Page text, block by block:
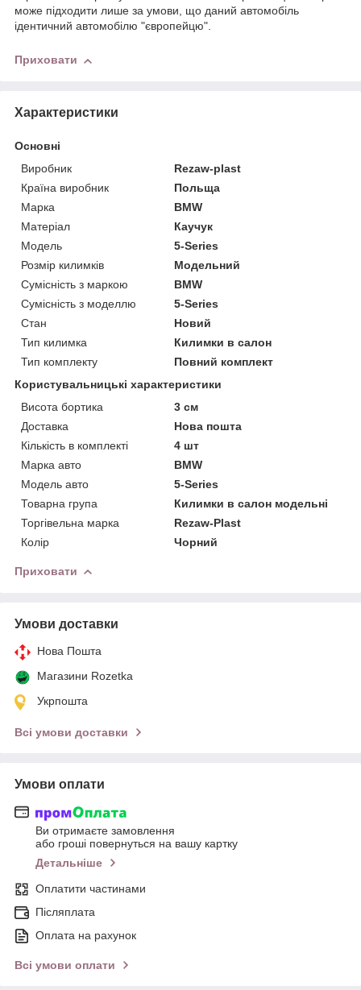
може підходити лише за умови, що даний автомобіль
ідентичний автомобілю "європейцю".
Приховати
Характеристики
Основні
Виробник
Rezaw-plast
Країна виробник
Польща
Марка
BMW
Матеріал
Каучук
Модель
5-Series
Розмір килимків
Модельний
Сумісність з маркою
BMW
Сумісність з моделлю
5-Series
Стан
Новий
Тип килимка
Килимки в салон
Тип комплекту
Повний комплект
Користувальницькі характеристики
Висота бортика
3 см
Доставка
Нова пошта
Кількість в комплекті
4 шт
Марка авто
BMW
Модель авто
5-Series
Товарна група
Килимки в салон модельні
Торгівельна марка
Rezaw-Plast
Колір
Чорний
Приховати
Умови доставки
Нова Пошта
Магазини Rozetka
Укрпошта
Всі умови доставки
Умови оплати
Ви отримаєте замовлення
або гроші повернуться на вашу картку
Детальніше
Оплатити частинами
Післяплата
Оплата на рахунок
Всі умови оплати